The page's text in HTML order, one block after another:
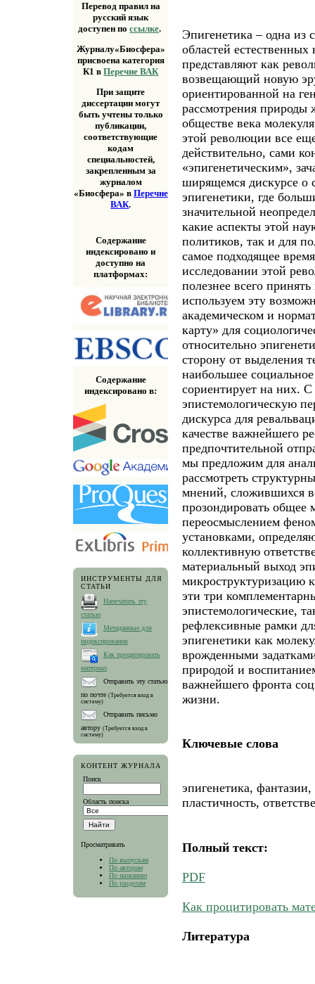
Перевод правил на
русский язык
доступен поссылке.
Журналу«Биосфера»
присвоена категория
К1 вПеречне ВАК
При защите
диссертации могут
быть учтены только
публикации,
соответствующие
кодам
специальностей,
закрепленным за
журналом
«Биосфера» в Перечне
ВАК.
Содержание
индексировано и
доступно на
платформах:
Содержание
индексировано в:
ИНСТРУМЕНТЫ ДЛЯ
СТАТЬИ
Напечатать эту
статью
Метаданные для
индексирования
Как процитировать
материал
Отправить эту статью
по почте (Требуется вход в
систему)
Отправить письмо
автору (Требуется вход в
систему)
КОНТЕНТ ЖУРНАЛА
Поиск
Область поиска
Просматривать
По выпускам
По авторам
По названию
По разделам
Эпигенетика – одна
областей естественных
представляют как
возвещающий новую
ориентированной на
рассмотрения
обществе века
этой революции все
действительно, сами
«эпигенетическим»,
ширящемся дискурсе о
эпигенетики, где
значительной
какие аспекты этой
политиков, так и для
самое подходящее
исследовании этой
полезнее всего
используем эту
академическом и
карту» для
относительно
сторону от выделения
наибольшее
сориентирует на них.
эпистемологическую
дискурса для
качестве важнейшего
предпочтительной
мы предложим для
рассмотреть
мнений, сложившихся
прозондировать общее
переосмыслением
установками,
коллективную
материальный выход
микроструктуризацию
эти три
эпистемологические,
рефлексивные рамки
эпигенетики как
врожденными
природой и
важнейшего фронта
жизни.
Ключевые слова
эпигенетика,
пластичность,
Полный текст:
PDF
Как процитировать
Литература